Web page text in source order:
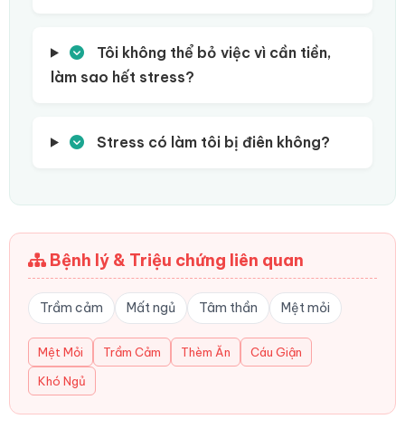
Tôi không thể bỏ việc vì cần tiền,
làm sao hết stress?
Stress có làm tôi bị điên không?
Bệnh lý & Triệu chứng liên quan
Trầm cảm Mất ngủ Tâm thần Mệt mỏi
Mệt Mỏi Trầm Cảm Thèm Ăn
Cáu Giận
Khó Ngủ